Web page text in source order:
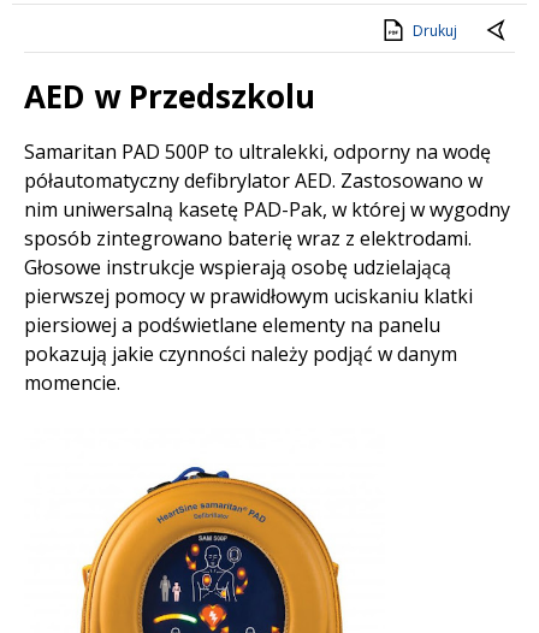
Drukuj
AED w Przedszkolu
Treść
Samaritan PAD 500P to ultralekki, odporny na wodę
półautomatyczny defibrylator AED. Zastosowano w
nim uniwersalną kasetę PAD-Pak, w której w wygodny
sposób zintegrowano baterię wraz z elektrodami.
Głosowe instrukcje wspierają osobę udzielającą
pierwszej pomocy w prawidłowym uciskaniu klatki
piersiowej a podświetlane elementy na panelu
pokazują jakie czynności należy podjąć w danym
momencie.